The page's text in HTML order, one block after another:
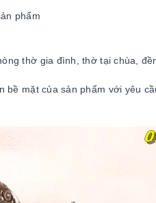
phẩm
thờ gia đình, thờ tại chùa,
bề mặt của sản phẩm với yêu